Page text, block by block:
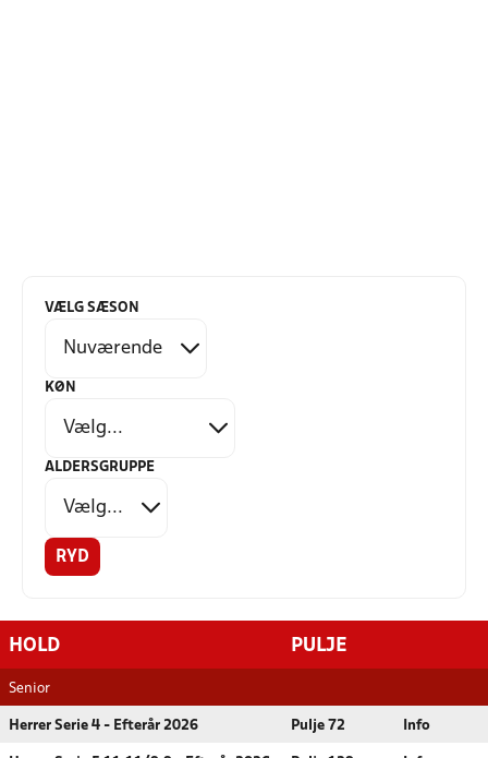
VÆLG SÆSON
KØN
ALDERSGRUPPE
RYD
HOLD PULJE
Senior
Herrer Serie 4 - Efterår 2026 Pulje 72 Info